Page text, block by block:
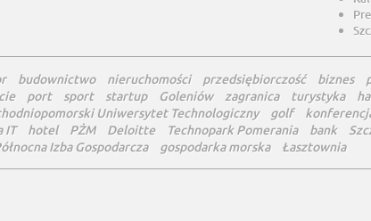
budownictwo nieruchomości przedsiębiorczość biznes
port sport startup Goleniów zagranica turystyka
Uniwersytet Technologiczny golf
IT hotel PŻM Deloitte Technopark Pomerania bank
Izba Gospodarcza gospodarka morska Łasztownia